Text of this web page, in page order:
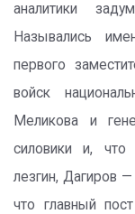
аналитики
Назывались
первого
войск
Меликова и
силовики и,
лезгин, Дагиров
что главный